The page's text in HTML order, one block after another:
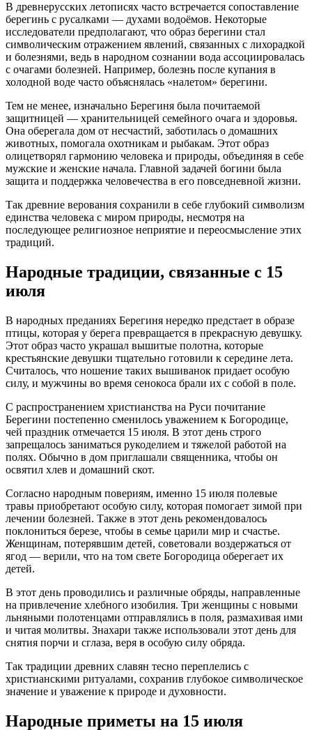
В древнерусских летописях часто встречается сопоставление
берегинь с русалками — духами водоёмов. Некоторые
исследователи предполагают, что образ берегини стал
символическим отражением явлений, связанных с лихорадкой
и болезнями, ведь в народном сознании вода ассоциировалась
с очагами болезней. Например, болезнь после купания в
холодной воде часто объяснялась «налетом» берегини.
Тем не менее, изначально Берегиня была почитаемой
защитницей — хранительницей семейного очага и здоровья.
Она оберегала дом от несчастий, заботилась о домашних
животных, помогала охотникам и рыбакам. Этот образ
олицетворял гармонию человека и природы, объединяя в себе
мужские и женские начала. Главной задачей богини была
защита и поддержка человечества в его повседневной жизни.
Так древние верования сохранили в себе глубокий символизм
единства человека с миром природы, несмотря на
последующее религиозное неприятие и переосмысление этих
традиций.
Народные традиции, связанные с 15
июля
В народных преданиях Берегиня нередко предстает в образе
птицы, которая у берега превращается в прекрасную девушку.
Этот образ часто украшал вышитые полотна, которые
крестьянские девушки тщательно готовили к середине лета.
Считалось, что ношение таких вышиванок придает особую
силу, и мужчины во время сенокоса брали их с собой в поле.
С распространением христианства на Руси почитание
Берегини постепенно сменилось уважением к Богородице,
чей праздник отмечается 15 июля. В этот день строго
запрещалось заниматься рукоделием и тяжелой работой на
полях. Обычно в дом приглашали священника, чтобы он
освятил хлев и домашний скот.
Согласно народным повериям, именно 15 июля полевые
травы приобретают особую силу, которая помогает зимой при
лечении болезней. Также в этот день рекомендовалось
поклониться березе, чтобы в семье царили мир и счастье.
Женщинам, потерявшим детей, советовали воздержаться от
ягод — верили, что на том свете Богородица оберегает их
детей.
В этот день проводились и различные обряды, направленные
на привлечение хлебного изобилия. Три женщины с новыми
льняными полотенцами отправлялись в поля, размахивая ими
и читая молитвы. Знахари также использовали этот день для
снятия порчи и сглаза, веря в особую силу обряда.
Так традиции древних славян тесно переплелись с
христианскими ритуалами, сохранив глубокое символическое
значение и уважение к природе и духовности.
Народные приметы на 15 июля